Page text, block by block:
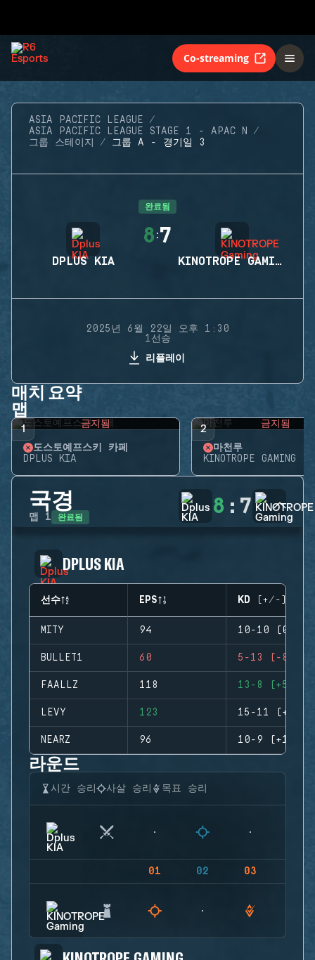
Co-streaming
ASIA PACIFIC LEAGUE
ASIA PACIFIC LEAGUE STAGE 1 - APAC N
그룹 스테이지
그룹 A - 경기일 3
완료됨
DPLUS KIA
8 :7
KINOTROPE GAMING
2025년 6월 22일 오후 1:30
1선승
리플레이
매치 요약
맵
1 금지됨
도스토예프스키 카페
DPLUS KIA
2 금지됨
마천루
KINOTROPE GAMING
국경
맵 1 완료됨 8 : 7
DPLUS KIA
선수 EPS KD (+/-)
MITY 94 10-10 (0)
BULLET1 60 5-13 (-8)
FAALLZ 118 13-8 (+5)
LEVY 123 15-11 (+4)
NEARZ 96 10-9 (+1)
라운드
시간 승리 사살 승리 목표 승리
01 02 03